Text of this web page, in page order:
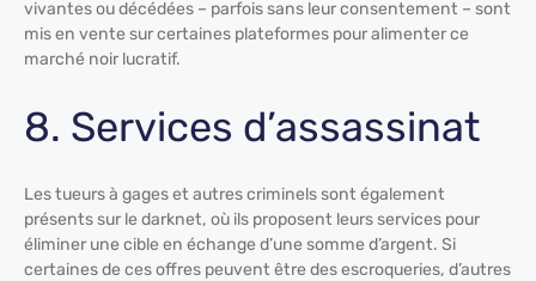
vivantes ou décédées – parfois sans leur consentement – sont
mis en vente sur certaines plateformes pour alimenter ce
marché noir lucratif.
8. Services d’assassinat
Les tueurs à gages et autres criminels sont également
présents sur le darknet, où ils proposent leurs services pour
éliminer une cible en échange d’une somme d’argent. Si
certaines de ces offres peuvent être des escroqueries, d’autres